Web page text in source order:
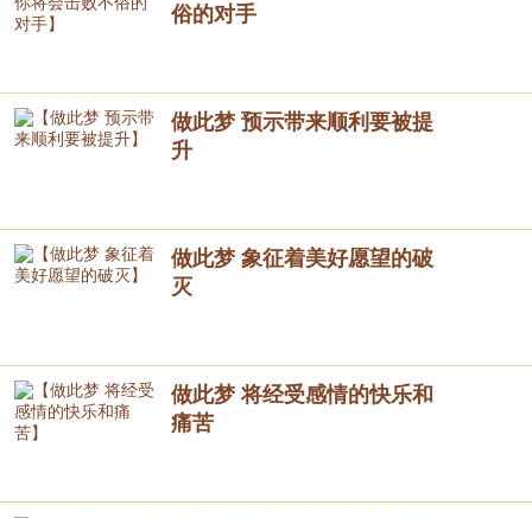
俗的对手
做此梦 预示带来顺利要被提
升
做此梦 象征着美好愿望的破
灭
做此梦 将经受感情的快乐和
痛苦